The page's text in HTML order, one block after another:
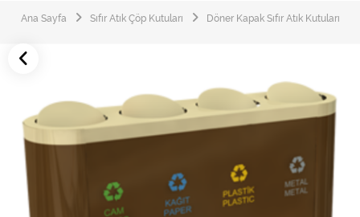
Çöp Kovası
Çöp Torbaları
Endüstriyel Zemin Yıkama Makineleri
Halı Kurutma Makineleri
Halı Yıkama Makinesi
Ana Sayfa Sıfır Atık Çöp Kutuları Döner Kapak Sıfır Atık Kutuları